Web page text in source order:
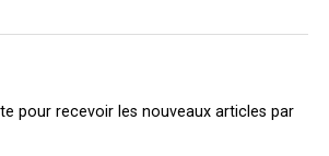
pour recevoir les nouveaux articles par